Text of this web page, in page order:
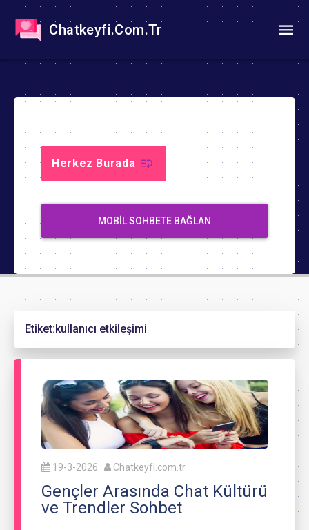
Chatkeyfi.Com.Tr
Herkez Burada
MOBIL SOHBETE BAĞLAN
Etiket:kullanıcı etkileşimi
19-3-2026 Chatkeyfi.com.tr
Gençler Arasında Chat Kültürü
ve Trendler Sohbet